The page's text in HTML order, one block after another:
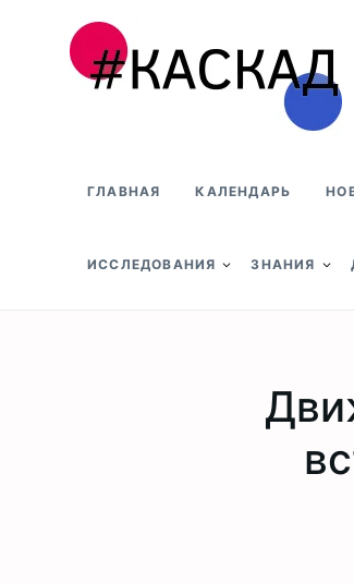
ГЛАВНАЯ КАЛЕНДАРЬ
ИССЛЕДОВАНИЯ ЗНАНИЯ